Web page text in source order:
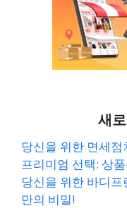
새
당신을 위한 면세
프리미엄 선택: 상
당신을 위한 바디
만의 비밀!